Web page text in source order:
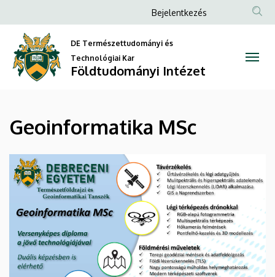
MSc
Földtudományi
a
tartalomra
Anonim
fiók
menüje
Bejelentkezés
DE Természettudományi és
Technológiai Kar
Földtudományi Intézet
Geoinformatika MSc